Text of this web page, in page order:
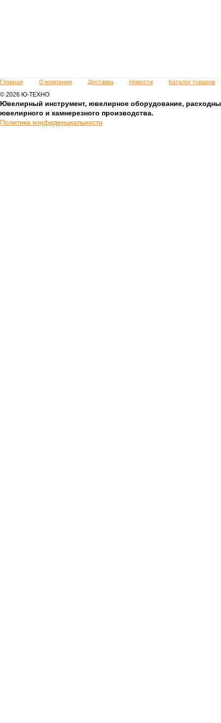
Главная О компании Доставка Новости
Каталог товаров
© 2026 Ю-ТЕХНО
Ювелирный инструмент, ювелирное оборудование,
ювелирного и камнерезного производства.
Политика конфиденциальности